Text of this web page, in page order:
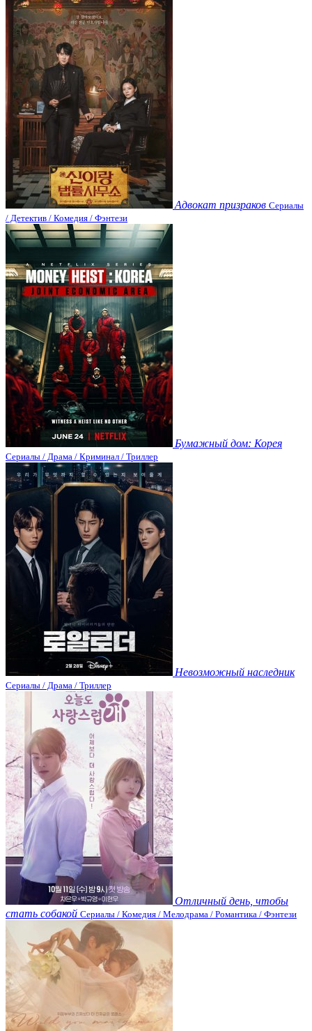
Адвокат призраков Сериалы
/ Детектив / Комедия / Фэнтези
Бумажный дом: Корея
Сериалы / Драма / Криминал / Триллер
Невозможный наследник
Сериалы / Драма / Триллер
Отличный день, чтобы
стать собакой Сериалы / Комедия / Мелодрама / Романтика / Фэнтези